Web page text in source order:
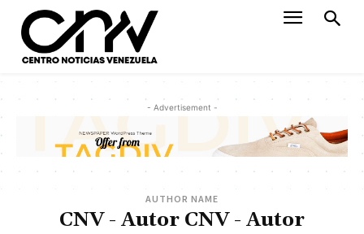
- Advertisement -
AUTHOR NAME
CNV - Autor CNV - Autor